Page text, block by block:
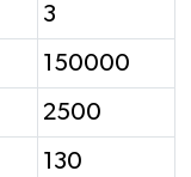
3
150000
2500
130